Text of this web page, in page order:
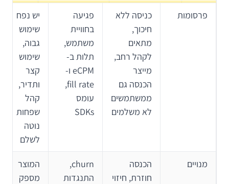
פרסומות
כניסה ללא
חיכוך,
מתאים
לקהל רחב,
מייצר
הכנסה גם
ממשתמשים
לא משלמים
פגיעה
בחוויית
משתמש,
תלות ב-
eCPM ו-
fill rate,
עומס
SDKs
יש נפח
שימוש
גבוה,
שימוש
קצר
ותדיר,
קהל
שפחות
נוטה
לשלם
מנויים
הכנסה
חוזרת, חיזוי
churn,
התנגדות
המוצר
מספק